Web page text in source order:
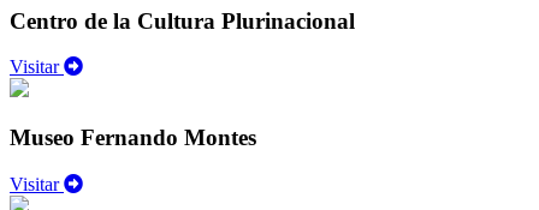
Centro de la Cultura Plurinacional
Visitar
Museo Fernando Montes
Visitar